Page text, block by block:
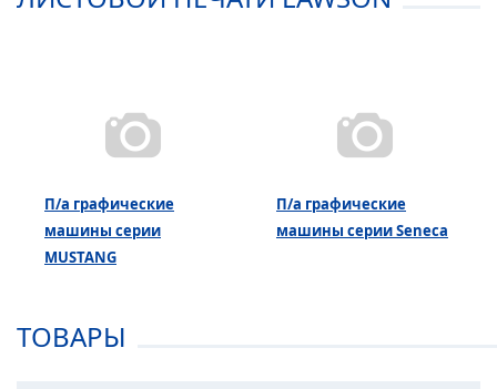
П/а графические
машины серии
MUSTANG
П/а графические
машины серии Seneca
ТОВАРЫ